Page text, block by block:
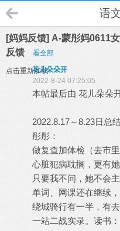
语
[妈妈反馈] A-蒙彤妈0611
反馈
看全部
点击重新加载花儿朵朵开
2022-8-24 07:25:05
本帖最后由 花儿朵朵
2022.8.17～8.23日总
彤彤：
做复查加体检（去市
心脏犯病耽搁，更有
只要我不问，她不会
单词、网课还在继续
绕城骑行有一半，有
一站二战实录。读书